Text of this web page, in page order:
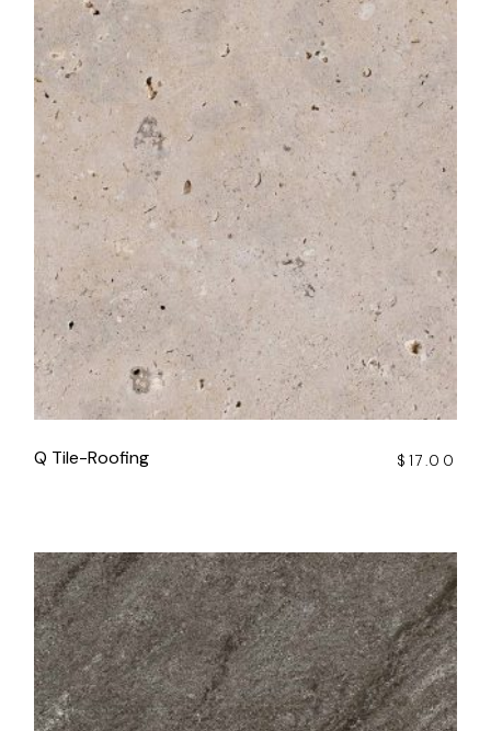
Q Tile-Roofing $ 17.00